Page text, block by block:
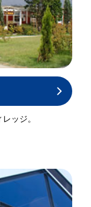
ッジ。